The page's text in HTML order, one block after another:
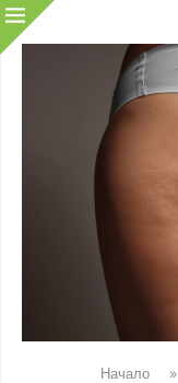
Начало »